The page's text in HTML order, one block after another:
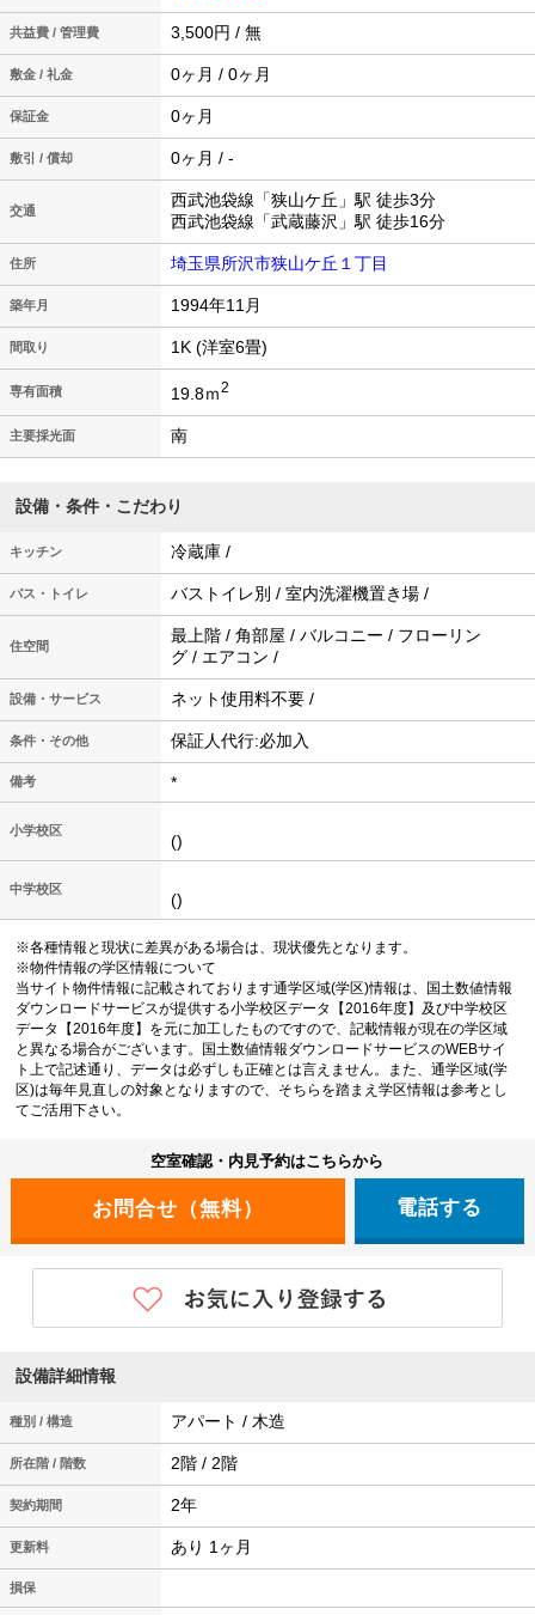
共益費 / 管理費 3,500円 / 無
敷金 / 礼金 0ヶ月 / 0ヶ月
保証金 0ヶ月
敷引 / 償却 0ヶ月 / -
交通
西武池袋線「狭山ケ丘」駅 徒歩3分
西武池袋線「武蔵藤沢」駅 徒歩16分
住所 埼玉県所沢市狭山ケ丘１丁目
築年月 1994年11月
間取り 1K (洋室6畳)
専有面積 19.8ｍ2
主要採光面 南
設備・条件・こだわり
キッチン 冷蔵庫 /
バス・トイレ バストイレ別 / 室内洗濯機置き場 /
住空間
最上階 / 角部屋 / バルコニー / フローリン
グ / エアコン /
設備・サービス ネット使用料不要 /
条件・その他 保証人代行:必加入
備考 *
小学校区
()
中学校区
()
※各種情報と現状に差異がある場合は、現状優先となります。
※物件情報の学区情報について
当サイト物件情報に記載されております通学区域(学区)情報は、国土数値情報
ダウンロードサービスが提供する小学校区データ【2016年度】及び中学校区
データ【2016年度】を元に加工したものですので、記載情報が現在の学区域
と異なる場合がございます。国土数値情報ダウンロードサービスのWEBサイ
ト上で記述通り、データは必ずしも正確とは言えません。また、通学区域(学
区)は毎年見直しの対象となりますので、そちらを踏まえ学区情報は参考とし
てご活用下さい。
空室確認・内見予約はこちらから
電話する
設備詳細情報
種別 / 構造 アパート / 木造
所在階 / 階数 2階 / 2階
契約期間 2年
更新料 あり 1ヶ月
損保